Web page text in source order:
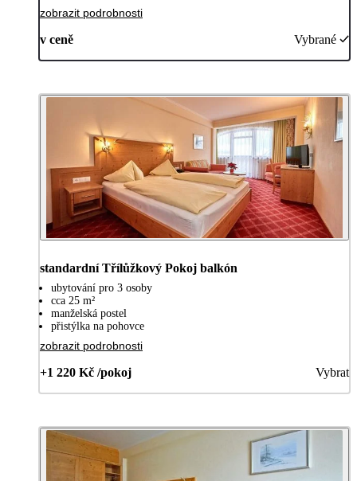
zobrazit podrobnosti
v ceně Vybrané
standardní Třílůžkový Pokoj balkón
ubytování pro 3 osoby
cca 25 m²
manželská postel
přistýlka na pohovce
zobrazit podrobnosti
+1 220 Kč /pokoj Vybrat